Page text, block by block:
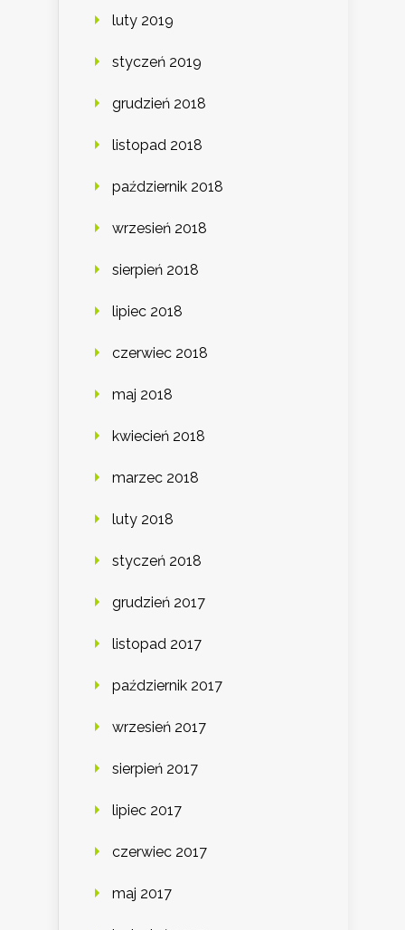
luty 2019
styczeń 2019
grudzień 2018
listopad 2018
październik 2018
wrzesień 2018
sierpień 2018
lipiec 2018
czerwiec 2018
maj 2018
kwiecień 2018
marzec 2018
luty 2018
styczeń 2018
grudzień 2017
listopad 2017
październik 2017
wrzesień 2017
sierpień 2017
lipiec 2017
czerwiec 2017
maj 2017